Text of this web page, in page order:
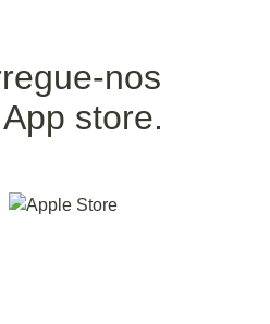
nos
store.